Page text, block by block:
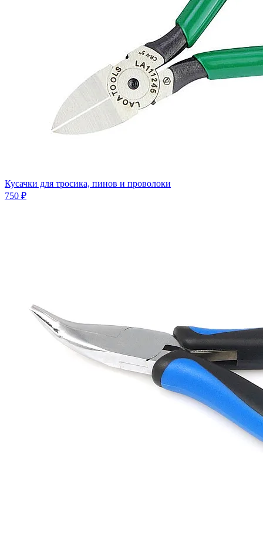
Кусачки для тросика, пинов и проволоки
750 ₽